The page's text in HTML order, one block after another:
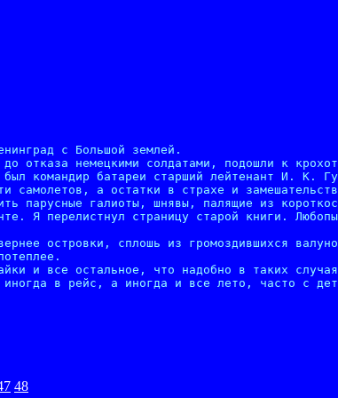
с Большой землей.
немецкими солдатами, подошли к
командир батареи старший лейтенант И.
самолетов, а остатки в страхе и
парусные галиоты, шнявы, палящие из
Я перелистнул страницу старой книги.
островки, сплошь из громоздившихся
и все остальное, что надобно в таких
в рейс, а иногда и все лето, часто с
48